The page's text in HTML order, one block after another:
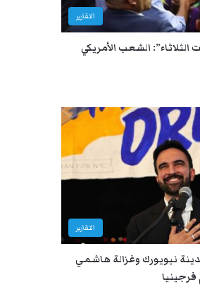
التقارير
الثلاثاء”: الشعب الأمريكي
التقارير
نيويورك وغزالة هاشمي